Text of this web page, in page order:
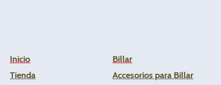
Inicio
Tienda
Billar
Accesorios para Billar